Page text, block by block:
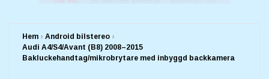
Hem › Android bilstereo ›
Audi A4/S4/Avant (B8) 2008–2015
Bakluckehandtag/mikrobrytare med inbyggd backkamera